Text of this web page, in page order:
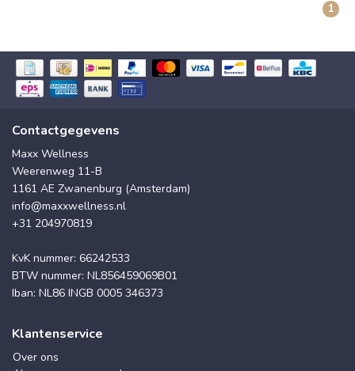
1
Contactgegevens
Maxx Wellness
Weerenweg 11-B
1161 AE Zwanenburg (Amsterdam)
info@maxxwellness.nl
+31 204970819
KvK nummer: 66242533
BTW nummer: NL856459069B01
Iban: NL86 INGB 0005 346373
Klantenservice
Over ons